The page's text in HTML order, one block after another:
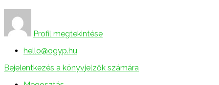
Profil megtekintése
hello@ogyp.hu
Bejelentkezés a könyvjelzők számára